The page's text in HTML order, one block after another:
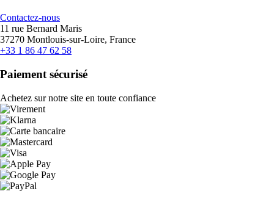
Contactez-nous
11 rue Bernard Maris
37270 Montlouis-sur-Loire, France
+33 1 86 47 62 58
Paiement sécurisé
Achetez sur notre site en toute confiance